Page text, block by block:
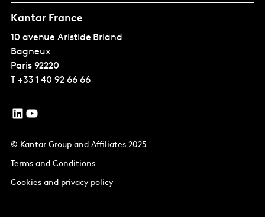
Kantar France
10 avenue Aristide Briand
Bagneux
Paris 92220
T +33 1 40 92 66 66
© Kantar Group and Affiliates 2025
Terms and Conditions
Cookies and privacy policy